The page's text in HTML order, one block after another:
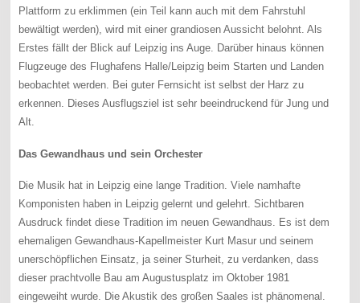
Plattform zu erklimmen (ein Teil kann auch mit dem Fahrstuhl
bewältigt werden), wird mit einer grandiosen Aussicht belohnt. Als
Erstes fällt der Blick auf Leipzig ins Auge. Darüber hinaus können
Flugzeuge des Flughafens Halle/Leipzig beim Starten und Landen
beobachtet werden. Bei guter Fernsicht ist selbst der Harz zu
erkennen. Dieses Ausflugsziel ist sehr beeindruckend für Jung und
Alt.
Das Gewandhaus und sein Orchester
Die Musik hat in Leipzig eine lange Tradition. Viele namhafte
Komponisten haben in Leipzig gelernt und gelehrt. Sichtbaren
Ausdruck findet diese Tradition im neuen Gewandhaus. Es ist dem
ehemaligen Gewandhaus-Kapellmeister Kurt Masur und seinem
unerschöpflichen Einsatz, ja seiner Sturheit, zu verdanken, dass
dieser prachtvolle Bau am Augustusplatz im Oktober 1981
eingeweiht wurde. Die Akustik des großen Saales ist phänomenal.